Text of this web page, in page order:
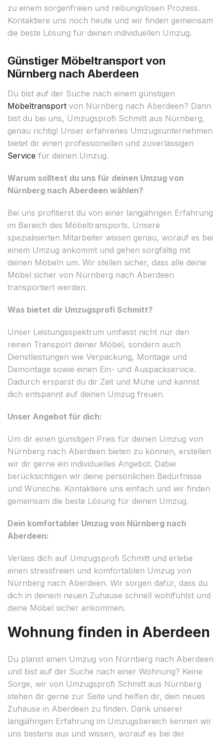
zu einem sorgenfreien und reibungslosen Prozess.
Kontaktiere uns noch heute und wir finden gemeinsam
die beste Lösung für deinen individuellen Umzug.
Günstiger Möbeltransport von
Nürnberg nach Aberdeen
Du bist auf der Suche nach einem günstigen
Möbeltransport von Nürnberg nach Aberdeen? Dann
bist du bei uns, Umzugsprofi Schmitt aus Nürnberg,
genau richtig! Unser erfahrenes Umzugsunternehmen
bietet dir einen professionellen und zuverlässigen
Service für deinen Umzug.
Warum solltest du uns für deinen Umzug von
Nürnberg nach Aberdeen wählen?
Bei uns profitierst du von einer langjährigen Erfahrung
im Bereich des Möbeltransports. Unsere
spezialisierten Mitarbeiter wissen genau, worauf es bei
einem Umzug ankommt und gehen sorgfältig mit
deinen Möbeln um. Wir stellen sicher, dass alle deine
Möbel sicher von Nürnberg nach Aberdeen
transportiert werden.
Was bietet dir Umzugsprofi Schmitt?
Unser Leistungsspektrum umfasst nicht nur den
reinen Transport deiner Möbel, sondern auch
Dienstleistungen wie Verpackung, Montage und
Demontage sowie einen Ein- und Auspackservice.
Dadurch ersparst du dir Zeit und Mühe und kannst
dich entspannt auf deinen Umzug freuen.
Unser Angebot für dich:
Um dir einen günstigen Preis für deinen Umzug von
Nürnberg nach Aberdeen bieten zu können, erstellen
wir dir gerne ein individuelles Angebot. Dabei
berücksichtigen wir deine persönlichen Bedürfnisse
und Wünsche. Kontaktiere uns einfach und wir finden
gemeinsam die beste Lösung für deinen Umzug.
Dein komfortabler Umzug von Nürnberg nach
Aberdeen:
Verlass dich auf Umzugsprofi Schmitt und erlebe
einen stressfreien und komfortablen Umzug von
Nürnberg nach Aberdeen. Wir sorgen dafür, dass du
dich in deinem neuen Zuhause schnell wohlfühlst und
deine Möbel sicher ankommen.
Wohnung finden in Aberdeen
Du planst einen Umzug von Nürnberg nach Aberdeen
und bist auf der Suche nach einer Wohnung? Keine
Sorge, wir von Umzugsprofi Schmitt aus Nürnberg
stehen dir gerne zur Seite und helfen dir, dein neues
Zuhause in Aberdeen zu finden. Dank unserer
langjährigen Erfahrung im Umzugsbereich kennen wir
uns bestens aus und wissen, worauf es bei der